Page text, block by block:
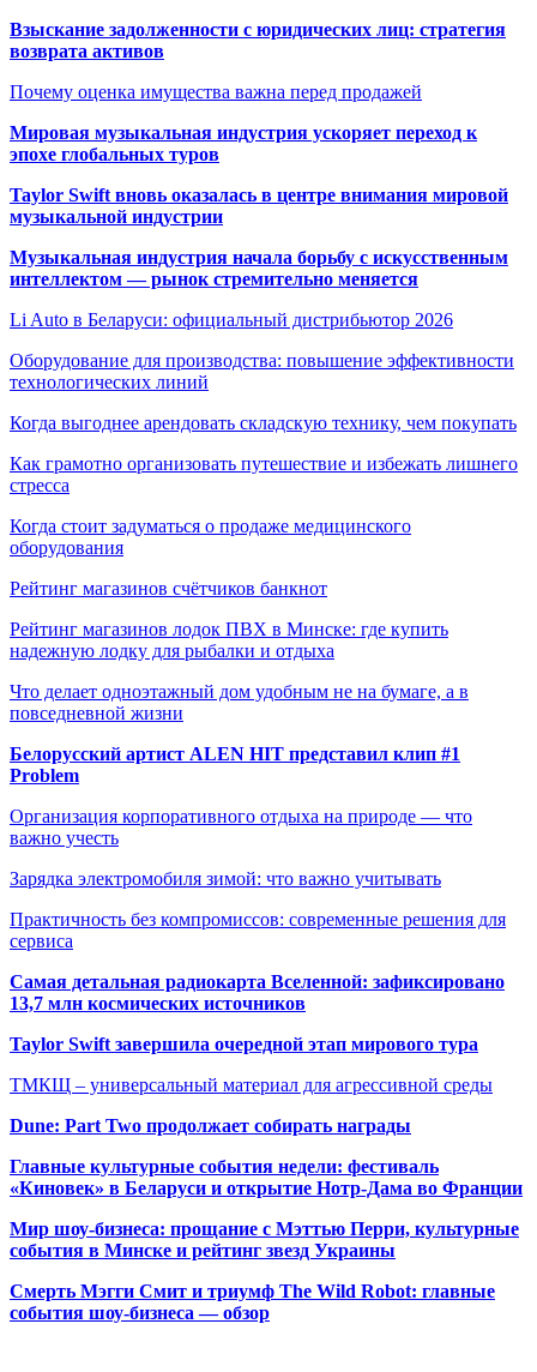
Взыскание задолженности с юридических лиц: стратегия
возврата активов
Почему оценка имущества важна перед продажей
Мировая музыкальная индустрия ускоряет переход к
эпохе глобальных туров
Taylor Swift вновь оказалась в центре внимания мировой
музыкальной индустрии
Музыкальная индустрия начала борьбу с искусственным
интеллектом — рынок стремительно меняется
Li Auto в Беларуси: официальный дистрибьютор 2026
Оборудование для производства: повышение эффективности
технологических линий
Когда выгоднее арендовать складскую технику, чем покупать
Как грамотно организовать путешествие и избежать лишнего
стресса
Когда стоит задуматься о продаже медицинского
оборудования
Рейтинг магазинов счётчиков банкнот
Рейтинг магазинов лодок ПВХ в Минске: где купить
надежную лодку для рыбалки и отдыха
Что делает одноэтажный дом удобным не на бумаге, а в
повседневной жизни
Белорусский артист ALEN HIT представил клип #1
Problem
Организация корпоративного отдыха на природе — что
важно учесть
Зарядка электромобиля зимой: что важно учитывать
Практичность без компромиссов: современные решения для
сервиса
Самая детальная радиокарта Вселенной: зафиксировано
13,7 млн космических источников
Taylor Swift завершила очередной этап мирового тура
ТМКЩ – универсальный материал для агрессивной среды
Dune: Part Two продолжает собирать награды
Главные культурные события недели: фестиваль
«Киновек» в Беларуси и открытие Нотр-Дама во Франции
Мир шоу-бизнеса: прощание с Мэттью Перри, культурные
события в Минске и рейтинг звезд Украины
Смерть Мэгги Смит и триумф The Wild Robot: главные
события шоу-бизнеса — обзор